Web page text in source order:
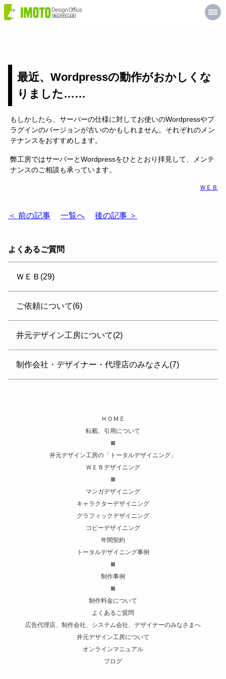
井
デ
最近、Wordpressの動作がおかしくな
りました……
もしかしたら、サーバーの仕様に対してお使いのWordpressやプ
ラグインのバージョンが古いのかもしれません。それぞれのメン
テナンスをおすすめします。
弊工房ではサーバーとWordpressをひととおり拝見して、メンテ
ナンスのご相談も承っています。
ＷＥＢ
＜ 前の記事 一覧へ 後の記事 ＞
よくあるご質問
ＷＥＢ(29)
ご依頼について(6)
井元デザイン工房について(2)
制作会社・デザイナー・代理店のみなさん(7)
ＨＯＭＥ
転載、引用について
井元デザイン工房の「トータルデザイニング」
ＷＥＢデザイニング
マンガデザイニング
キャラクターデザイニング
グラフィックデザイニング
コピーデザイニング
年間契約
トータルデザイニング事例
制作事例
制作料金について
よくあるご質問
広告代理店、制作会社、システム会社、デザイナーのみなさまへ
井元デザイン工房について
オンラインマニュアル
ブログ